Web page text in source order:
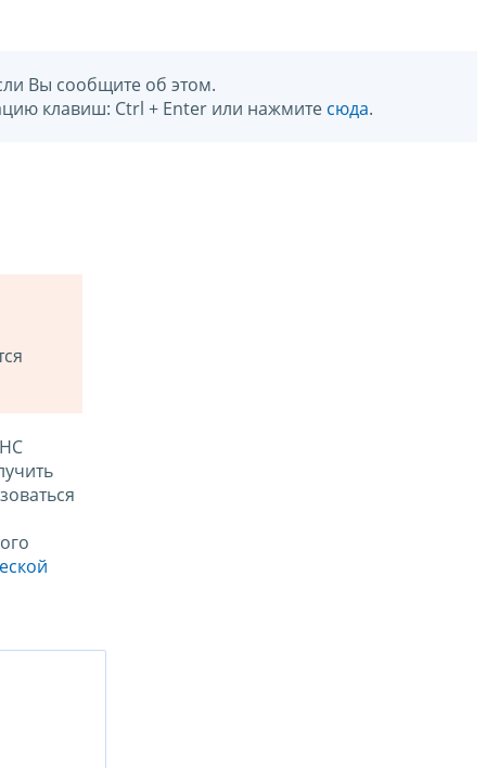
Вы сообщите об этом.
клавиш: Ctrl + Enter или нажмите сюда.